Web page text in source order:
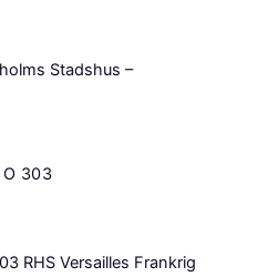
Stadshus –
O 303
RHS Versailles Frankrig